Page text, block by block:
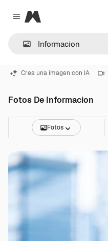
Close menu
Magnific
Crea una imagen con IA
Fotos De Informacion
Fotos